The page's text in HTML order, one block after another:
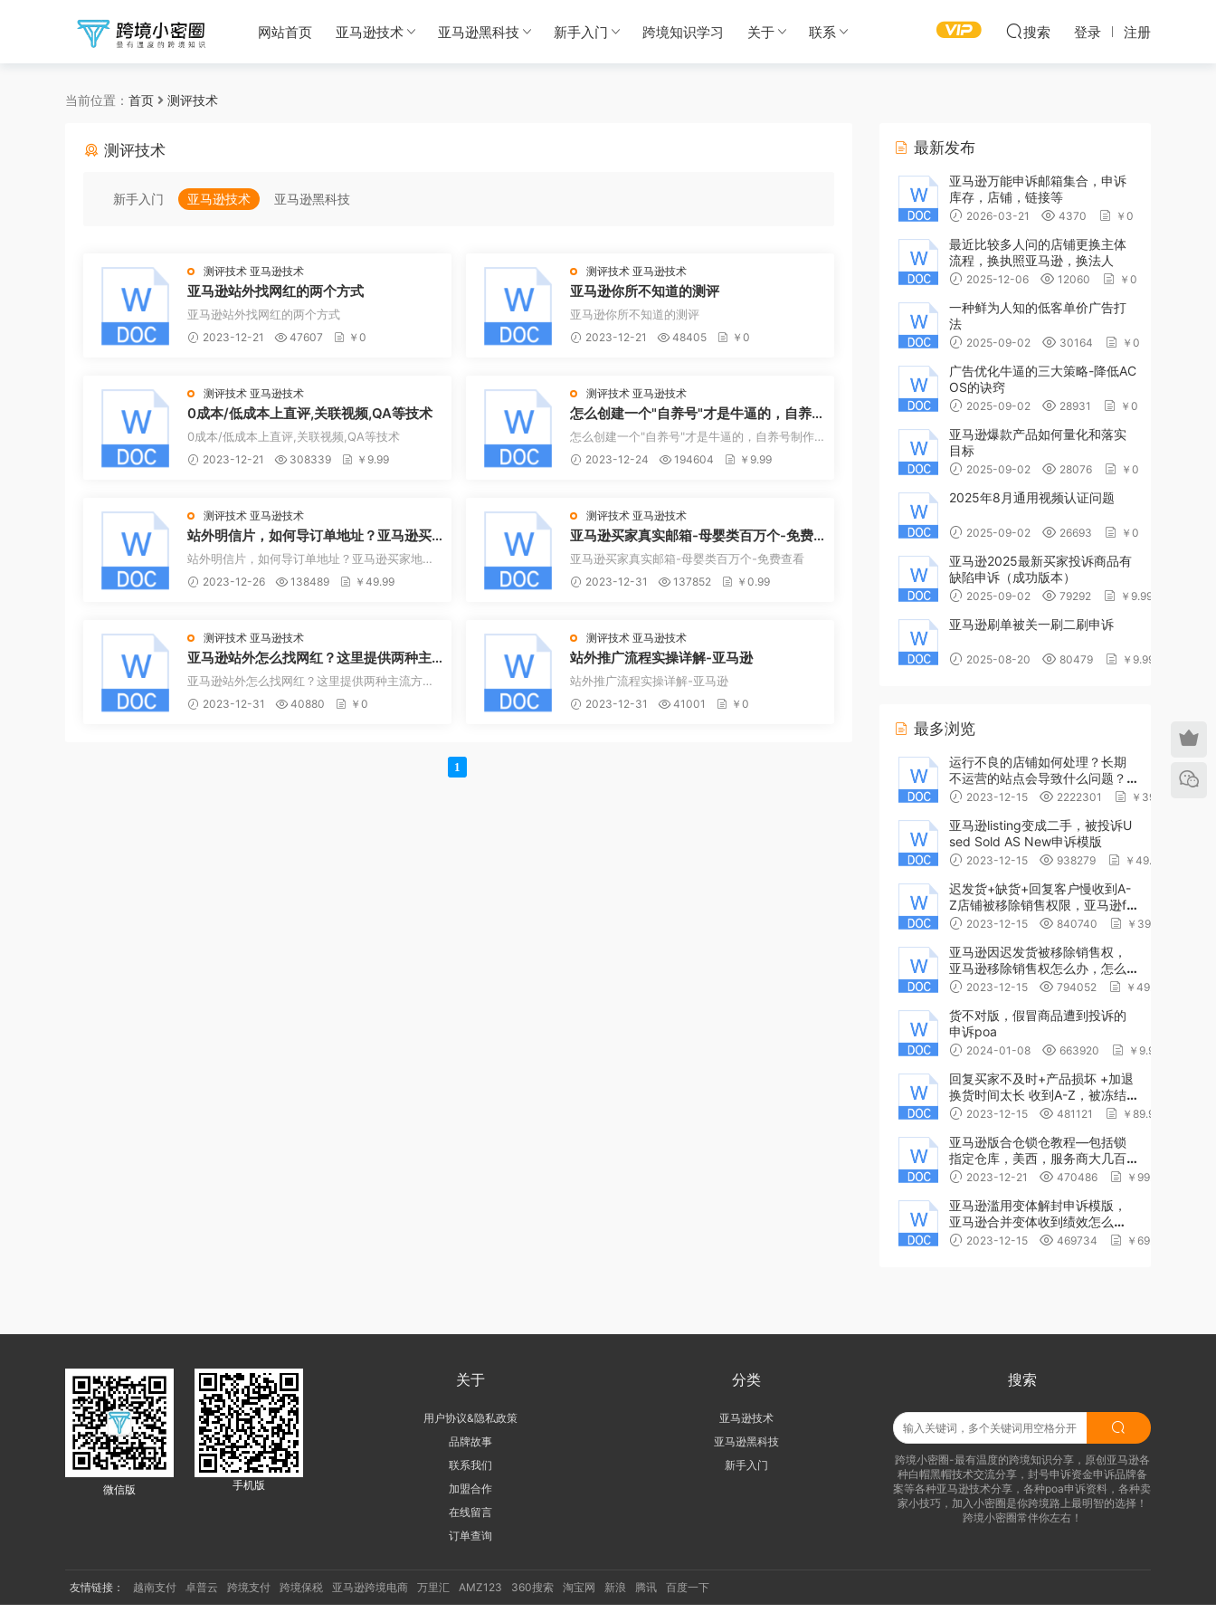
网站首页 亚马逊技术 亚马逊黑科技 新手入门 跨境知识学习 关于 联系 搜索 登录 注册
当前位置： 首页 测评技术
测评技术
新手入门 亚马逊技术 亚马逊黑科技
测评技术 亚马逊技术
亚马逊站外找网红的两个方式
亚马逊站外找网红的两个方式
2023-12-21 47607 ￥0
测评技术 亚马逊技术
亚马逊你所不知道的测评
亚马逊你所不知道的测评
2023-12-21 48405 ￥0
测评技术 亚马逊技术
0成本/低成本上直评,关联视频,QA等技术
0成本/低成本上直评,关联视频,QA等技术
2023-12-21 308339 ￥9.99
测评技术 亚马逊技术
怎么创建一个"自养号"才是牛逼的，自养号
制作教程
怎么创建一个"自养号"才是牛逼的，自养号制作教
程 2023-12-24 194604 ￥9.99
测评技术 亚马逊技术
站外明信片，如何导订单地址？亚马逊买
家地址可以导出！
站外明信片，如何导订单地址？亚马逊买家地址
可以导出！
2023-12-26 138489 ￥49.99
测评技术 亚马逊技术
亚马逊买家真实邮箱-母婴类百万个-免费
查看
亚马逊买家真实邮箱-母婴类百万个-免费查看
2023-12-31 137852 ￥0.99
测评技术 亚马逊技术
亚马逊站外怎么找网红？这里提供两种主
流方式！
亚马逊站外怎么找网红？这里提供两种主流方
式！2023-12-31 40880 ￥0
测评技术 亚马逊技术
站外推广流程实操详解-亚马逊
站外推广流程实操详解-亚马逊
2023-12-31 41001 ￥0
1
最新发布
亚马逊万能申诉邮箱集合，申诉
库存，店铺，链接等
2026-03-21 4370 ￥0
最近比较多人问的店铺更换主体
流程，换执照亚马逊，换法人
2025-12-06 12060 ￥0
一种鲜为人知的低客单价广告打
法
2025-09-02 30164 ￥0
广告优化牛逼的三大策略-降低AC
OS的诀窍
2025-09-02 28931 ￥0
亚马逊爆款产品如何量化和落实
目标
2025-09-02 28076 ￥0
2025年8月通用视频认证问题
2025-09-02 26693 ￥0
亚马逊2025最新买家投诉商品有
缺陷申诉（成功版本）
2025-09-02 79292 ￥9.99
亚马逊刷单被关一刷二刷申诉
2025-08-20 80479 ￥9.99
最多浏览
运行不良的店铺如何处理？长期
不运营的站点会导致什么问题？
亚马逊为什么过一段时间不运营
2023-12-15 2222301 ￥39.9
亚马逊listing变成二手，被投诉U
sed Sold AS New申诉模版
2023-12-15 938279 ￥49.99
迟发货+缺货+回复客户慢收到A-
Z店铺被移除销售权限，亚马逊fb
m不能卖东西，申诉poa
2023-12-15 840740 ￥39.99
亚马逊因迟发货被移除销售权，
亚马逊移除销售权怎么办，怎么
申诉，申诉范文poa
2023-12-15 794052 ￥49.99
货不对版，假冒商品遭到投诉的
申诉poa
2024-01-08 663920 ￥9.99
回复买家不及时+产品损坏 +加退
换货时间太长 收到A-Z，被冻结
账户，亚马逊店铺冻结申诉同样
2023-12-15 481121 ￥89.99
亚马逊版合仓锁仓教程—包括锁
指定仓库，美西，服务商大几百
一次2023-12-21 470486 ￥99.99
亚马逊滥用变体解封申诉模版，
亚马逊合并变体收到绩效怎么
办，滥用变体绩效清除方法模版
2023-12-15 469734 ￥69.9
微信版 手机版
关于
用户协议&隐私政策
品牌故事
联系我们
加盟合作
在线留言
订单查询
分类
亚马逊技术
亚马逊黑科技
新手入门
搜索
跨境小密圈-最有温度的跨境知识分享，原创亚马逊各
种白帽黑帽技术交流分享，封号申诉资金申诉品牌备
案等各种亚马逊技术分享，各种poa申诉资料，各种卖
家小技巧，加入小密圈是你跨境路上最明智的选择！
跨境小密圈常伴你左右！
友情链接： 越南支付 卓普云 跨境支付 跨境保税 亚马逊跨境电商 万里汇 AMZ123 360搜索 淘宝网 新浪 腾讯 百度一下